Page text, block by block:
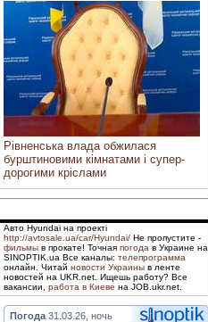
Рівненська влада обжилася
бурштиновими кімнатами і супер-
дорогими кріслами
Авто Hyundai на проекті
http://avtosale.ua/car/Hyundai/ Не пропустите -
фильмы в прокате! Точная погода в Украине на
SINOPTIK.ua Все каналы: телепрограмма
онлайн. Читай новости Украины в ленте
новостей на UKR.net. Ищешь работу? Все
вакансии, работа в Киеве на JOB.ukr.net.
Погода 31.03.26, ночь